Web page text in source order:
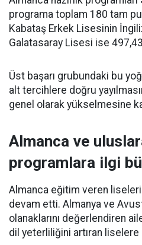
programa toplam 180 tam
Kabataş Erkek Lisesinin
Galatasaray Lisesi ise
Üst başarı grubundaki bu
alt tercihlere doğru
genel olarak yükselmesine
Almanca ve
programlara ilgi
Almanca eğitim veren
devam etti. Almanya ve
olanaklarını değerlendiren
dil yeterliliğini artıran